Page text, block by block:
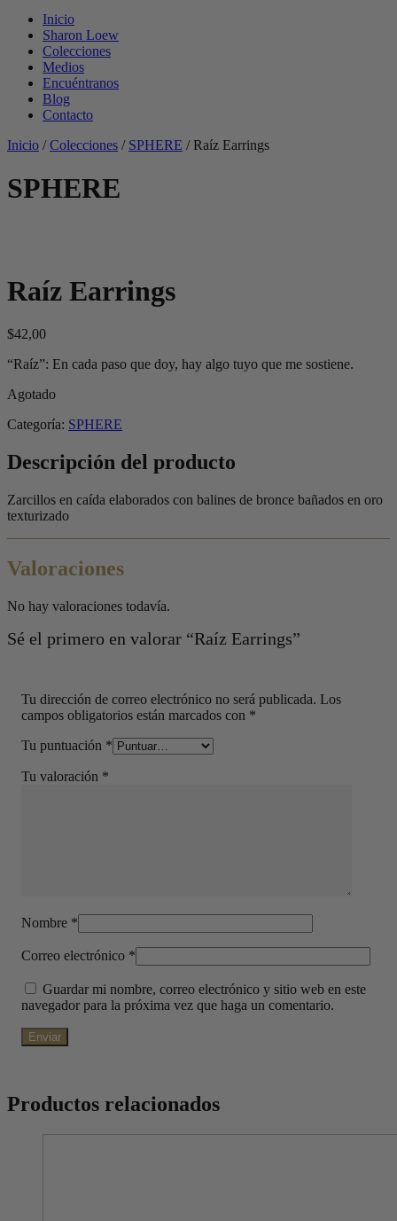
Inicio
Sharon Loew
Colecciones
Medios
Encuéntranos
Blog
Contacto
Inicio /Colecciones / SPHERE /Raíz Earrings
SPHERE
Raíz Earrings
$42,00
“Raíz”: En cada paso que doy, hay algo tuyo que me sostiene.
Agotado
Categoría: SPHERE
Descripción del producto
Zarcillos en caída elaborados con balines de bronce bañados en oro
texturizado
Valoraciones
No hay valoraciones todavía.
Sé el primero en valorar “Raíz Earrings”
Tu dirección de correo electrónico no será publicada. Los
campos obligatorios están marcados con *
Tu puntuación *
Tu valoración *
Nombre *
Correo electrónico *
Guardar mi nombre, correo electrónico y sitio web en este
navegador para la próxima vez que haga un comentario.
Productos relacionados